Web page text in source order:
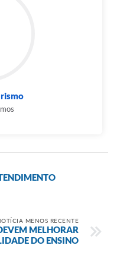
MENOS RECENTE
MELHORAR
DO ENSINO